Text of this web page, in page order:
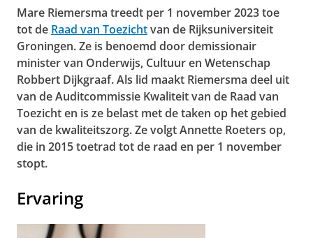
Mare Riemersma treedt per 1 november 2023 toe
tot de Raad van Toezichtvan de Rijksuniversiteit
Groningen. Ze is benoemd door demissionair
minister van Onderwijs, Cultuur en Wetenschap
Robbert Dijkgraaf. Als lid maakt Riemersma deel uit
van de Auditcommissie Kwaliteit van de Raad van
Toezicht en is ze belast met de taken op het gebied
van de kwaliteitszorg. Ze volgt Annette Roeters op,
die in 2015 toetrad tot de raad en per 1 november
stopt.
Ervaring